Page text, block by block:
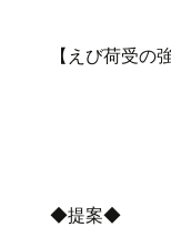
【えび荷受の
◆提案◆